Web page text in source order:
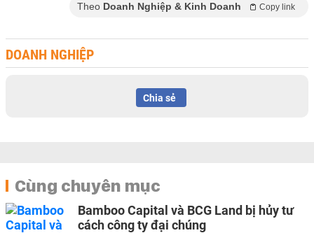
Theo Doanh Nghiệp & Kinh Doanh Copy link
DOANH NGHIỆP
Chia sẻ
Cùng chuyên mục
Bamboo Capital và BCG Land bị hủy tư
cách công ty đại chúng